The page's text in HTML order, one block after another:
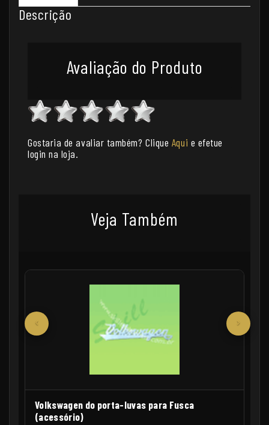
Descrição
Avaliação do Produto
Gostaria de avaliar também? Clique Aqui e efetue
login na loja.
Veja Também
Volkswagen do porta-luvas para Fusca
(acessório)
‹ ›